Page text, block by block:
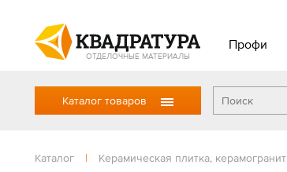
ОТДЕЛОЧНЫЕ МАТЕРИАЛЫ
Профи
Каталог товаров
Каталог | Керамическая плитка, керамогранит